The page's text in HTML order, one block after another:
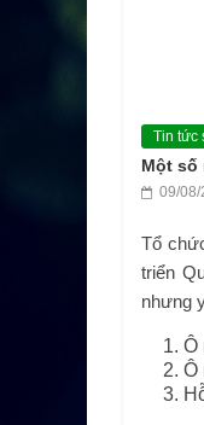
Tin tức
Một số
09/08/
Tổ
triển
nhưng
Ô
Ô